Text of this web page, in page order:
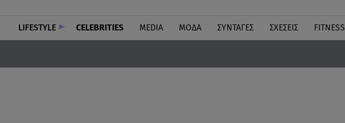
LIFESTYLE CELEBRITIES MEDIA ΜΟΔΑ ΣΥΝΤΑΓΕΣ ΣΧΕΣΕΙΣ FITNESS